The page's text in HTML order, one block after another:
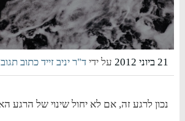
21 ביוני 2012 על ידיד"ר יניב זייד כתוב
נכון לרגע זה, אם לא יחול שינוי של הרגע